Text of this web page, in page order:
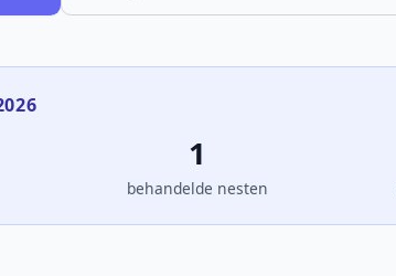
1
behandelde nesten